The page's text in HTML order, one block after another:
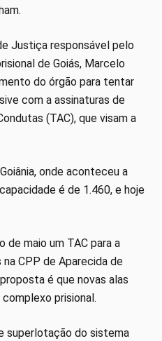
Justiça responsável pelo
de Goiás, Marcelo
do órgão para tentar
com a assinaturas de
(TAC), que visam a
onde aconteceu a
é de 1.460, e hoje
de maio um TAC para a
CPP de Aparecida de
é que novas alas
prisional.
superlotação do sistema